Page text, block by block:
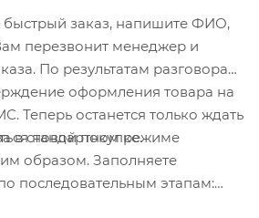
быстрый заказ, напишите ФИО,
перезвонит менеджер и
По результатам разговора
оформления товара на
Теперь останется только ждать
новой покупке.
в стандартном режиме
образом. Заполняете
последовательным этапам: